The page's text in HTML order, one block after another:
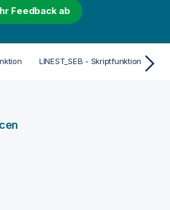
Feedback ab
LINEST_SEB - Skriptfunktion